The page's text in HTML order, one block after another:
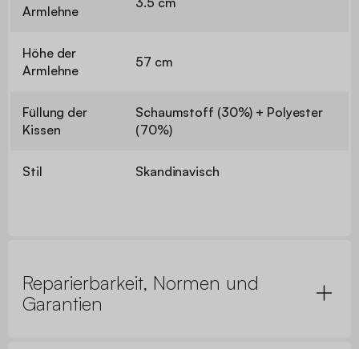
Armlehne
Höhe der
Armlehne
57 cm
Füllung der
Kissen
Schaumstoff (30%) + Polyester
(70%)
Stil Skandinavisch
Reparierbarkeit, Normen und
Garantien